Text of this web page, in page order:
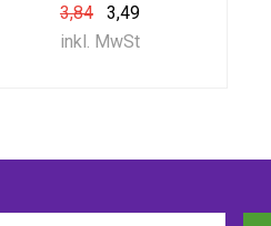
3,84
3,49
inkl. MwSt